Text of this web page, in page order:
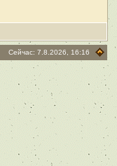
Сейчас: 7.8.2026, 16:16